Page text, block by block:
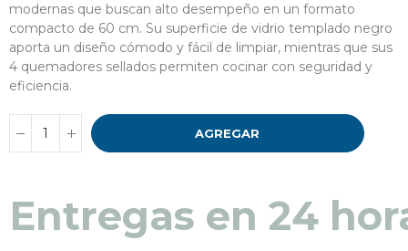
modernas que buscan alto desempeño en un formato
compacto de 60 cm. Su superficie de vidrio templado negro
aporta un diseño cómodo y fácil de limpiar, mientras que sus
4 quemadores sellados permiten cocinar con seguridad y
eficiencia.
AGREGAR
Entregas en 48 a